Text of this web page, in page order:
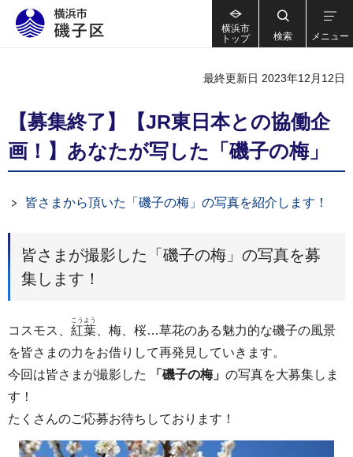
横浜市
トップ
検索 メニュー
最終更新日 2023年12月12日
【募集終了】【JR東日本との協働企
画！】あなたが写した「磯子の梅」
皆さまから頂いた「磯子の梅」の写真を紹介します！
皆さまが撮影した「磯子の梅」の写真を募
集します！
コスモス、 紅葉
こうよう
、梅、桜…草花のある魅力的な磯子の風景
を皆さまの力をお借りして再発見していきます。
今回は皆さまが撮影した
「磯子の梅」 の写真を大募集しま
す！
たくさんのご応募お待ちしております！